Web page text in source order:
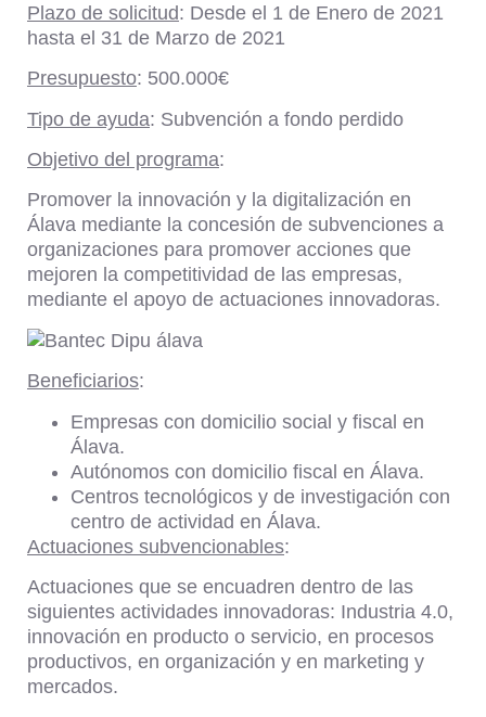
Plazo de solicitud: Desde el 1 de Enero de 2021
hasta el 31 de Marzo de 2021
Presupuesto: 500.000€
Tipo de ayuda: Subvención a fondo perdido
Objetivo del programa:
Promover la innovación y la digitalización en
Álava mediante la concesión de subvenciones a
organizaciones para promover acciones que
mejoren la competitividad de las empresas,
mediante el apoyo de actuaciones innovadoras.
Beneficiarios:
Empresas con domicilio social y fiscal en
Álava.
Autónomos con domicilio fiscal en Álava.
Centros tecnológicos y de investigación con
centro de actividad en Álava.
Actuaciones subvencionables:
Actuaciones que se encuadren dentro de las
siguientes actividades innovadoras: Industria 4.0,
innovación en producto o servicio, en procesos
productivos, en organización y en marketing y
mercados.